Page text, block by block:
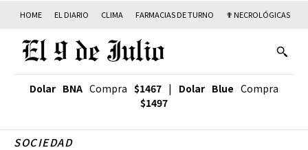
HOME EL DIARIO CLIMA FARMACIAS DE TURNO ✟ NECROLÓGICAS
Dolar BNA Compra $1467 | Dolar Blue Compra
$1497
SOCIEDAD